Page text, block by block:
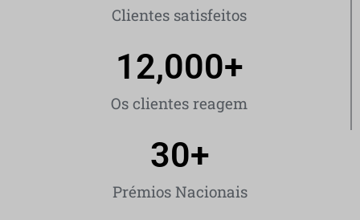
Clientes satisfeitos
Os clientes reagem
12,000+
Prémios Nacionais
30+